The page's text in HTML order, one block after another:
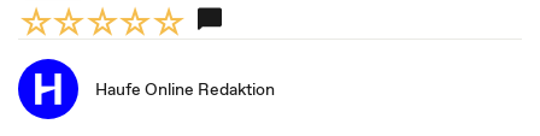
Haufe Online Redaktion